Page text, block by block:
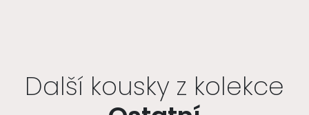
Další kousky z kolekce